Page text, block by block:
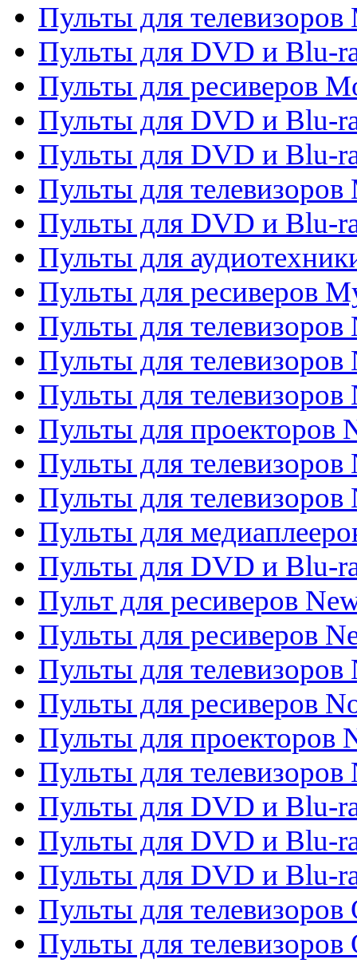
Пульты для
Пульты для DVD и Blu-
Пульты для ресиверов
Пульты для DVD и Blu-
Пульты для DVD и Blu-
Пульты для телевизоров
Пульты для DVD и Blu-
Пульты для
Пульты для ресиверов
Пульты для телевизоров
Пульты для телевизоров
Пульты для телевизоров
Пульты для проекторов
Пульты для телевизоров
Пульты для телевизоров
Пульты для
Пульты для DVD и Blu-
Пульт для ресиверов
Пульты для ресиверов
Пульты для телевизоров
Пульты для ресиверов
Пульты для проекторов
Пульты для телевизоров
Пульты для DVD и Blu-
Пульты для DVD и Blu-
Пульты для DVD и Blu-
Пульты для телевизоров
Пульты для телевизоров